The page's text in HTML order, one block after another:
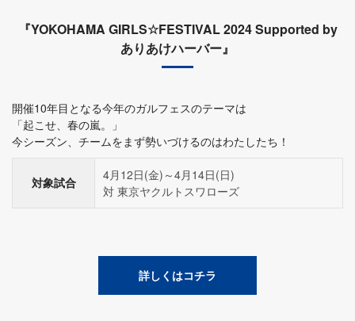
『YOKOHAMA GIRLS☆FESTIVAL 2024 Supported by
ありあけハーバー』
開催10年目となる今年のガルフェスのテーマは
「起こせ、春の嵐。」
今シーズン、チームをまず勢いづけるのはわたしたち！
対象試合
4月12日(金)～4月14日(日)
対 東京ヤクルトスワローズ
詳しくはコチラ